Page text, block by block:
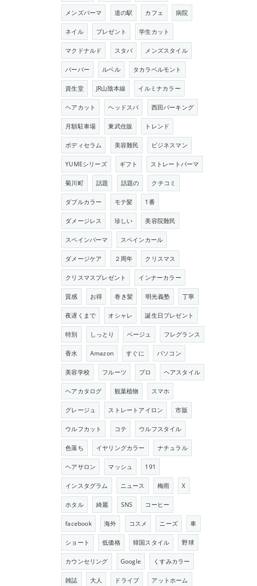
メンズパーマ 道の駅 カフェ 病院
ネイル プレゼント 学生カット
マクドナルド スタバ メンズスタイル
バーバー ルベル タカラベルモント
資生堂 JR山陰本線 イルミナカラー
ヘアカット ヘッドスパ 西田パーキング
月額駐車場 東武住販 トレンド
ボディセラム 美容難民 ビジネスマン
YUMEシリーズ ギフト ストレートパーマ
菊川町 話題 話題の クチコミ
ダブルカラー モテ髪 1番
ダメージレス 珍しい 美容院難民
スペインパーマ スペインカール
ダメージケア ２周年 クリスマス
クリスマスプレゼント インナーカラー
質感 お得 巻き髪 明光義塾 丁寧
夜遅くまで オシャレ 誕生日プレゼント
特別 しっとり ベージュ フレグランス
香水 Amazon すぐに パソコン
美容学校 フルーツ プロ ヘアスタイル
ヘアカタログ 観葉植物 スマホ
グレージュ ストレートアイロン 市販
ウルフカット コテ ウルフスタイル
色落ち イヤリングカラー ナチュラル
ヘアサロン マッシュ 191
インスタグラム ニュース 梅雨 X
ホタル 綺麗 SNS コーヒー
facebook 海外 コスメ ニーズ 車
ショート 低価格 韓国スタイル 野球
カウンセリング Google くすみカラー
雑誌 大人 ドライブ アットホーム